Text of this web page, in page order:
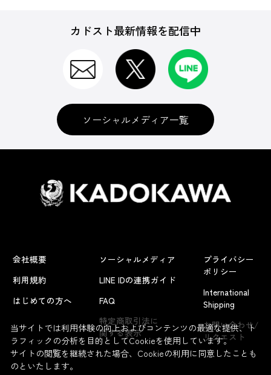
カドスト最新情報を配信中
ソーシャルメディア一覧
会社概要
利用規約
はじめての方へ
ソーシャルメディア
LINE IDの連携ガイド
FAQ
特定商取引法に
関する表示
プライバシー
ポリシー
International
Shipping
お問い合わせ/
リクエスト
当サイトでは利用体験の向上およびコンテンツの最適な提供、ト
ラフィックの分析を目的としてCookieを使用しています。
サイトの閲覧を継続された場合、Cookieの利用に同意したことも
のといたします。